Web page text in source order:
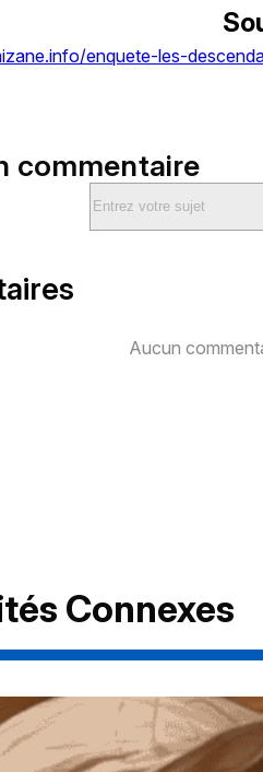
enquete-les-
commentaire
Aucun
Connexes